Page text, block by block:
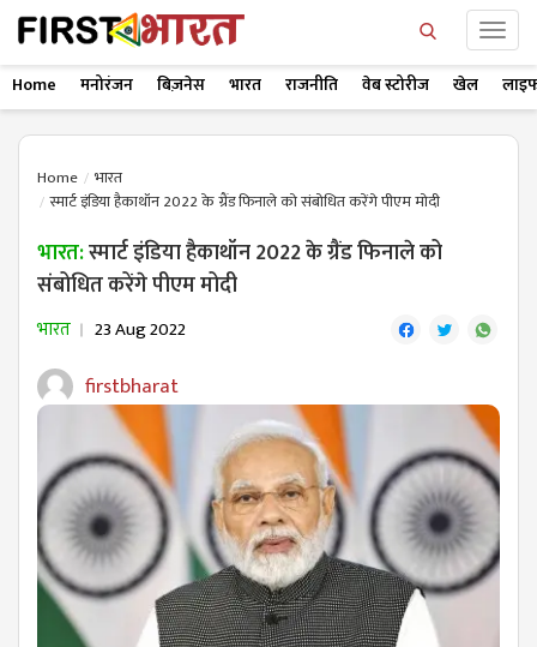
Home मनोरंजन बिज़नेस भारत राजनीति वेब स्टोरीज खेल
Home
भारत
स्मार्ट इंडिया हैकाथॉन 2022 के ग्रैंड फिनाले को संबोधित करेंगे पीएम मोदी
भारत:स्मार्ट इंडिया हैकाथॉन 2022 के ग्रैंड फिनाले को
संबोधित करेंगे पीएम मोदी
भारत 23 Aug 2022
firstbharat